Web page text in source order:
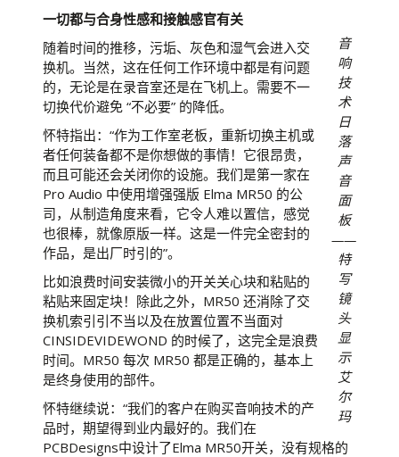
音
响
技
术
日
落
声
音
面
板
——
特
写
镜
头
显
示
艾
尔
玛
一切都与合身性感和接触感官有关
随着时间的推移，污垢、灰色和湿气会进入交
换机。当然，这在任何工作环境中都是有问题
的，无论是在录音室还是在飞机上。需要不一
切换代价避免 “不必要” 的降低。
怀特指出：“作为工作室老板，重新切换主机或
者任何装备都不是你想做的事情！它很昂贵，
而且可能还会关闭你的设施。我们是第一家在
Pro Audio 中使用增强强版 Elma MR50 的公
司，从制造角度来看，它令人难以置信，感觉
也很棒，就像原版一样。这是一件完全密封的
作品，是出厂时引的”。
比如浪费时间安装微小的开关关心块和粘贴的
粘贴来固定块！除此之外，MR50 还消除了交
换机索引引不当以及在放置位置不当面对
CINSIDEVIDEWOND 的时候了，这完全是浪费
时间。MR50 每次 MR50 都是正确的，基本上
是终身使用的部件。
怀特继续说：“我们的客户在购买音响技术的产
品时，期望得到业内最好的。我们在
PCBDesigns中设计了Elma MR50开关，没有规格的